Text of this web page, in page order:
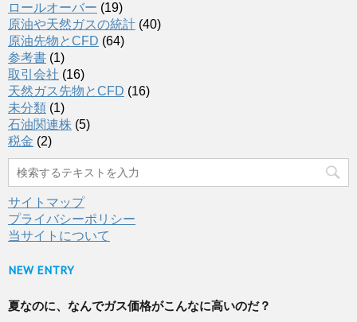
ロールオーバー (19)
原油や天然ガスの統計 (40)
原油先物とCFD (64)
参考書 (1)
取引会社 (16)
天然ガス先物とCFD (16)
未分類 (1)
石油関連株 (5)
税金 (2)
サイトマップ
プライバシーポリシー
当サイトについて
NEW ENTRY
夏なのに、なんでガス価格がこんなに高いのだ？